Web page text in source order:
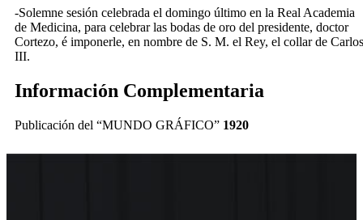
-Solemne sesión celebrada el domingo último en la Real Academia
de Medicina, para celebrar las bodas de oro del presidente, doctor
Cortezo, é imponerle, en nombre de S. M. el Rey, el collar de Carlos
III.
Información Complementaria
Publicación del “MUNDO GRÁFICO” 1920